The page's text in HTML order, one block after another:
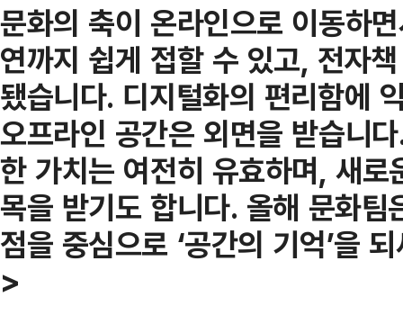
문화의 축이 온라인으로 이동하
연까지 쉽게 접할 수 있고, 전자
됐습니다. 디지털화의 편리함에
오프라인 공간은 외면을 받습니
한 가치는 여전히 유효하며, 새
목을 받기도 합니다. 올해 문화팀
점을 중심으로 ‘공간의 기억’을
>